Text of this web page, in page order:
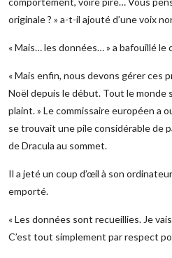
originale ? » a-t-il ajouté d’une voix
« Mais… les données… » a bafouillé le
« Mais enfin, nous devons gérer ces
Noël depuis le début. Tout le monde
plaint. » Le commissaire européen a
se trouvait une pile considérable de
de Dracula au sommet.
Il a jeté un coup d’œil à son
emporté.
« Les données sont recueillies. Je
C’est tout simplement par respect